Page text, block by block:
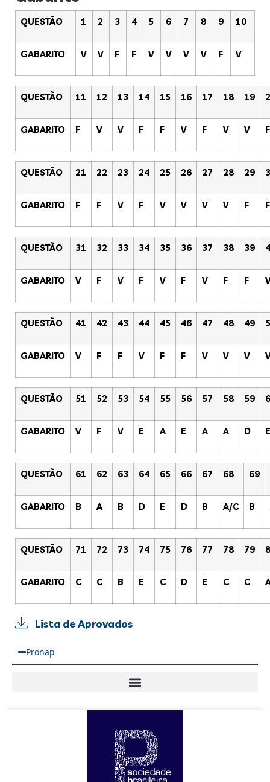
QUESTÃO 1 2 3 4 5 6 7 8 9 10
GABARITO V V F F V V V V F V
QUESTÃO 11 12 13 14 15 16 17 18 19
GABARITO F V V F F V F V V F
QUESTÃO 21 22 23 24 25 26 27 28 29
GABARITO F F V F V V V V F F
QUESTÃO 31 32 33 34 35 36 37 38 39
GABARITO V F V F V F V F F V
QUESTÃO 41 42 43 44 45 46 47 48 49
GABARITO V F F V F F V V V V
QUESTÃO 51 52 53 54 55 56 57 58 59
GABARITO V F V E A E A A D E
QUESTÃO 61 62 63 64 65 66 67 68 69
GABARITO B A B D E D B A/C B
QUESTÃO 71 72 73 74 75 76 77 78 79
GABARITO C C B E C D E C C
Lista de Aprovados
Pronap